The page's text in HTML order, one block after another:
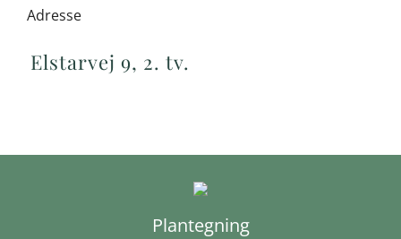
Adresse
Elstarvej 9, 2. tv.
Plantegning